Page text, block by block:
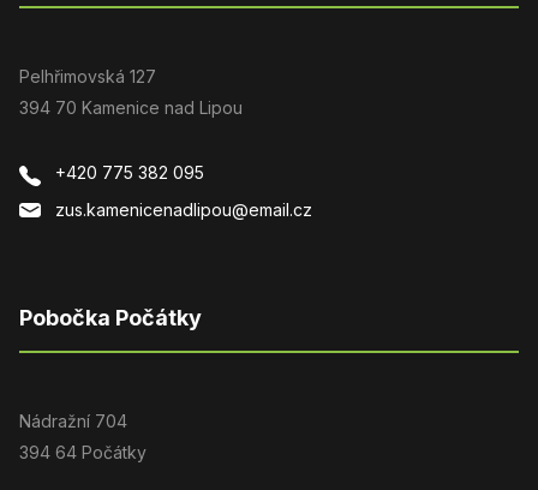
Pelhřimovská 127
394 70 Kamenice nad Lipou
+420 775 382 095
zus.kamenicenadlipou@email.cz
Pobočka Počátky
Nádražní 704
394 64 Počátky